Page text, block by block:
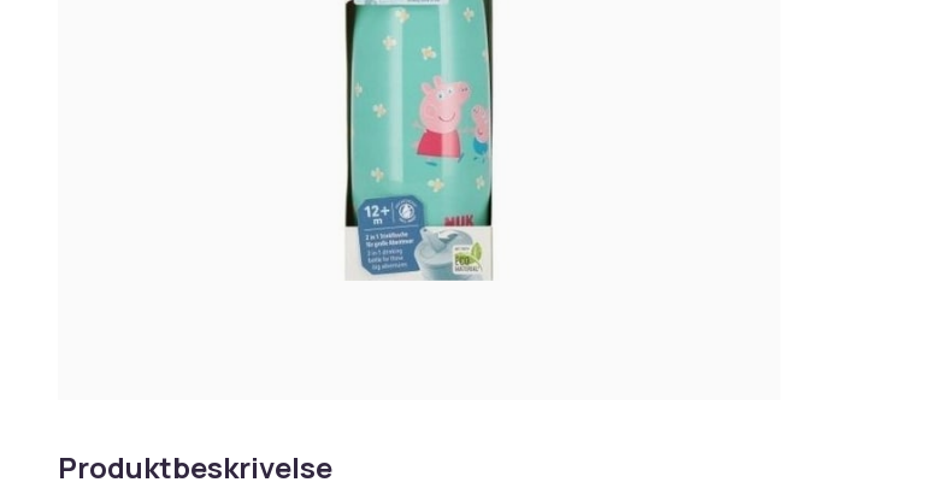
Produktbeskrivelse